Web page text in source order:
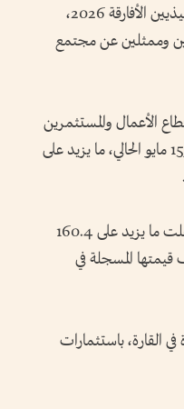
الدكتور ثاني بن أحمد الزيودي، وزير التجارة الخارجية، في منتدى الرؤساء التنفيذيين الأفارقة 2026،
وممثلين عن مجتمع
الأعمال والمستثمرين
وصانعي القرار في أفريقيا، واستقطبت الدورة الحالية، التي انعقدت يومي 14 و15 مايو الحالي، ما يزيد على
يذكر أن قيمة التجارة البينية غير نفطية لدولة الإمارات مع القارة الأفريقية بلغلت ما يزيد على 160.4
مقارنة مع 2024، وقرابة ضعف قيمتها المسجلة في
القارة، باستثمارات